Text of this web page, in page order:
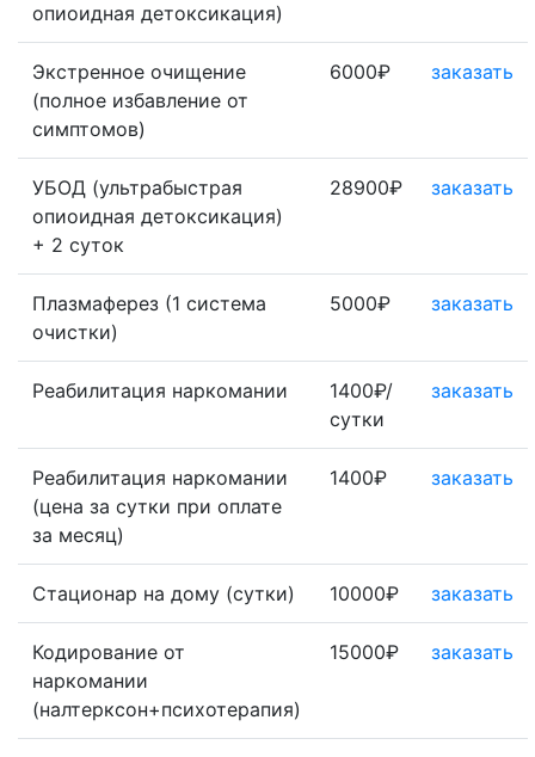
опиоидная детоксикация)
Экстренное очищение
(полное избавление от
симптомов)
6000₽ заказать
УБОД (ультрабыстрая
опиоидная детоксикация)
+ 2 суток
28900₽ заказать
Плазмаферез (1 система
очистки)
5000₽ заказать
Реабилитация наркомании
1400₽/
сутки
заказать
Реабилитация наркомании
(цена за сутки при оплате
за месяц)
1400₽ заказать
Стационар на дому (сутки) 10000₽ заказать
Кодирование от
наркомании
(налтерксон+психотерапия)
15000₽ заказать